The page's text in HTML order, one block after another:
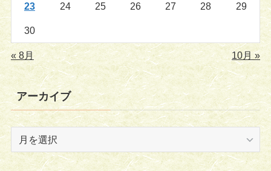
23 24 25 26 27 28 29
30
« 8月 10月 »
アーカイブ
ア
カ